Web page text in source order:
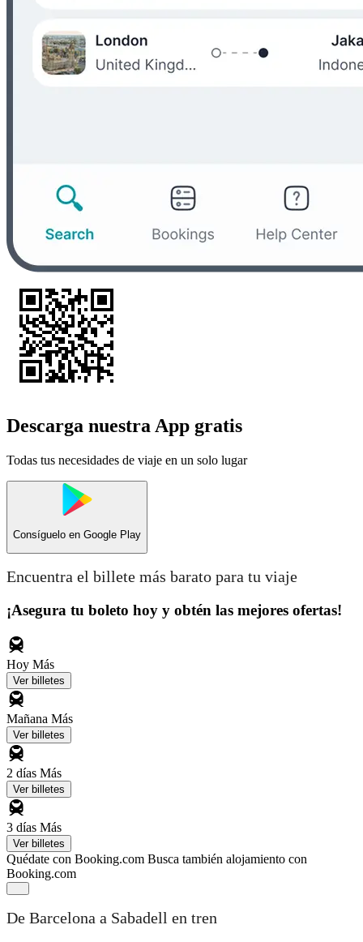
Descarga nuestra App gratis
Todas tus necesidades de viaje en un solo lugar
Consíguelo en Google Play
Encuentra el billete más barato para tu viaje
¡Asegura tu boleto hoy y obtén las mejores ofertas!
Hoy Más
Ver billetes
Mañana Más
Ver billetes
2 días Más
Ver billetes
3 días Más
Ver billetes
Quédate con Booking.com Busca también alojamiento con
Booking.com
De Barcelona a Sabadell en tren